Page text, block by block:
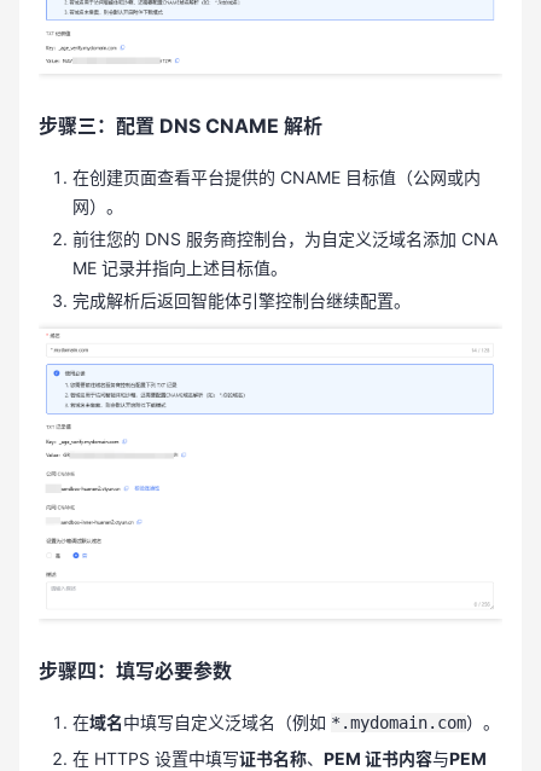
步骤三：配置 DNS CNAME 解析
在创建页面查看平台提供的 CNAME 目标值（公网或内
网）。
前往您的 DNS 服务商控制台，为自定义泛域名添加 CNA
ME 记录并指向上述目标值。
完成解析后返回智能体引擎控制台继续配置。
步骤四：填写必要参数
在域名中填写自定义泛域名（例如 *.mydomain.com）。
在 HTTPS 设置中填写证书名称、 PEM 证书内容与PEM